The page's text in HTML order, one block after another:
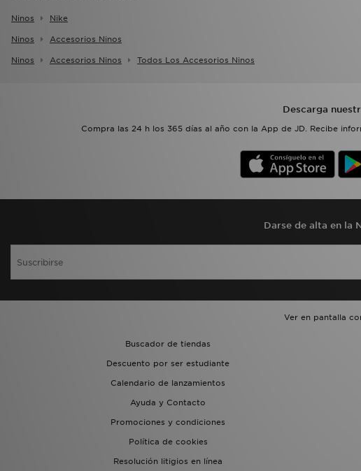
Ninos Nike
Ninos Accesorios Ninos
Ninos Accesorios Ninos Todos Los Accesorios Ninos
Descarga
Compra las 24 h los 365 días al año con la App de JD. Recibe
Darse de alta en la
Ver en pantalla
Buscador de tiendas
Descuento por ser estudiante
Calendario de lanzamientos
Ayuda y Contacto
Promociones y condiciones
Política de cookies
Resolución litigios en línea